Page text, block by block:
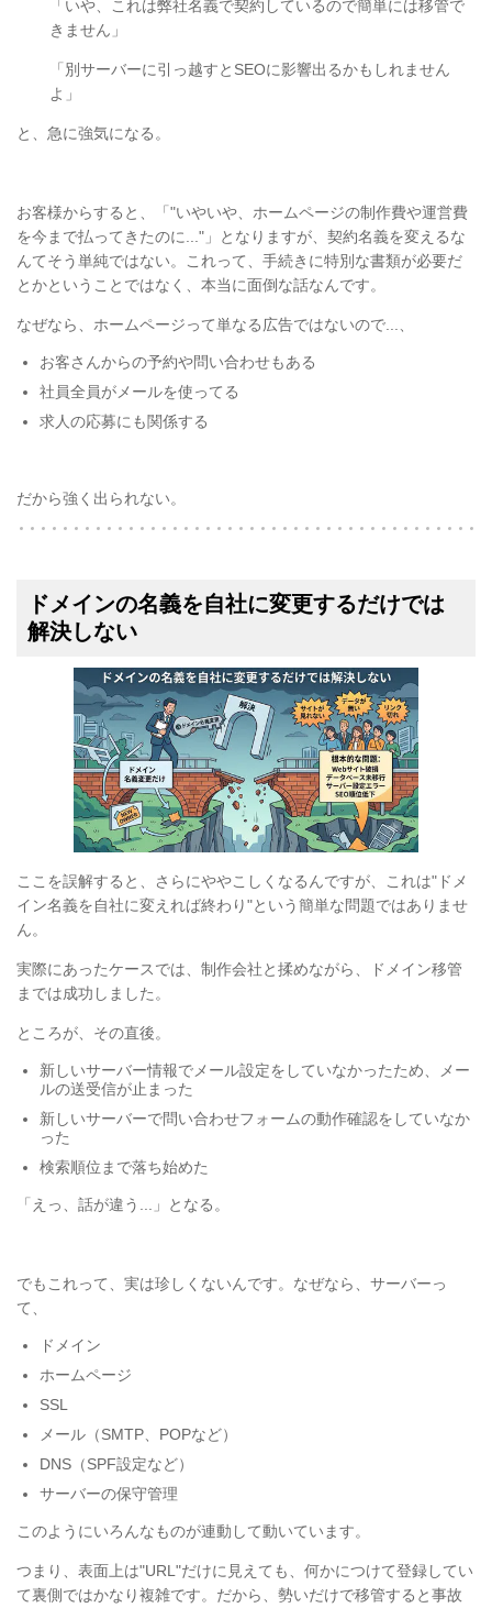
「いや、これは弊社名義で契約しているので簡単には移管で
きません」
「別サーバーに引っ越すとSEOに影響出るかもしれません
よ」
と、急に強気になる。
お客様からすると、「"いやいや、ホームページの制作費や運営費
を今まで払ってきたのに..."」となりますが、契約名義を変えるな
んてそう単純ではない。これって、手続きに特別な書類が必要だ
とかということではなく、本当に面倒な話なんです。
なぜなら、ホームページって単なる広告ではないので...、
お客さんからの予約や問い合わせもある
社員全員がメールを使ってる
求人の応募にも関係する
だから強く出られない。
ドメインの名義を自社に変更するだけでは
解決しない
ここを誤解すると、さらにややこしくなるんですが、これは"ドメ
イン名義を自社に変えれば終わり"という簡単な問題ではありませ
ん。
実際にあったケースでは、制作会社と揉めながら、ドメイン移管
までは成功しました。
ところが、その直後。
新しいサーバー情報でメール設定をしていなかったため、メー
ルの送受信が止まった
新しいサーバーで問い合わせフォームの動作確認をしていなか
った
検索順位まで落ち始めた
「えっ、話が違う...」となる。
でもこれって、実は珍しくないんです。なぜなら、サーバーっ
て、
ドメイン
ホームページ
SSL
メール（SMTP、POPなど）
DNS（SPF設定など）
サーバーの保守管理
このようにいろんなものが連動して動いています。
つまり、表面上は"URL"だけに見えても、何かにつけて登録してい
て裏側ではかなり複雑です。だから、勢いだけで移管すると事故